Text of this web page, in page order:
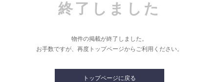
終了しました
物件の掲載が終了しました。
お手数ですが、再度トップページからご利用ください。
トップページに戻る